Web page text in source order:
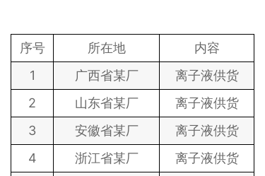
序号 所在地
内容
1
广西省某厂
离子液供货
2
山东省某厂
离子液供货
3
安徽省某厂
离子液供货
4
浙江省某厂
离子液供货